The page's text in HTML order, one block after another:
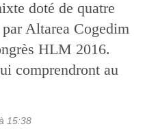
doté de quatre
Altarea Cogedim
HLM 2016.
comprendront au
15:38